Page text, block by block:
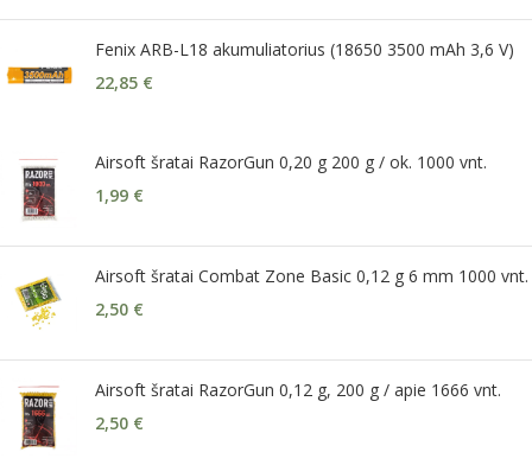
Fenix ARB-L18 akumuliatorius (18650 3500 mAh 3,6 V)
22,85 €
Airsoft šratai RazorGun 0,20 g 200 g / ok. 1000 vnt.
1,99 €
Airsoft šratai Combat Zone Basic 0,12 g 6 mm 1000 vnt.
2,50 €
Airsoft šratai RazorGun 0,12 g, 200 g / apie 1666 vnt.
2,50 €